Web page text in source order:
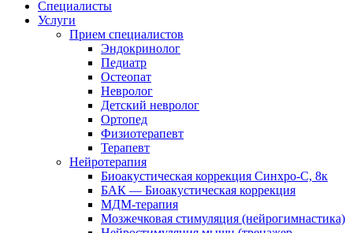
Специалисты
Услуги
Прием специалистов
Эндокринолог
Педиатр
Остеопат
Невролог
Детский невролог
Ортопед
Физиотерапевт
Терапевт
Нейротерапия
Биоакустическая коррекция Синхро-С, 8к
БАК — Биоакустическая коррекция
МДМ-терапия
Мозжечковая стимуляция (нейрогимнастика)